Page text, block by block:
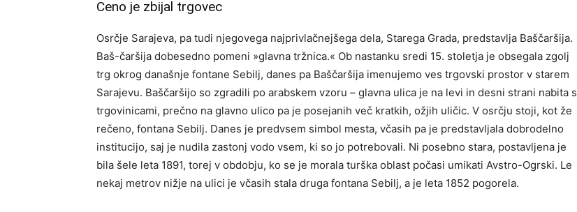
Ceno je zbijal trgovec
Osrčje Sarajeva, pa tudi njegovega najprivlačnejšega dela, Starega Grada, predstavlja Baščaršija.
Baš-čaršija dobesedno pomeni »glavna tržnica.« Ob nastanku sredi 15. stoletja je obsegala zgolj
trg okrog današnje fontane Sebilj, danes pa Baščaršija imenujemo ves trgovski prostor v starem
Sarajevu. Baščaršijo so zgradili po arabskem vzoru – glavna ulica je na levi in desni strani nabita s
trgovinicami, prečno na glavno ulico pa je posejanih več kratkih, ožjih uličic. V osrčju stoji, kot že
rečeno, fontana Sebilj. Danes je predvsem simbol mesta, včasih pa je predstavljala dobrodelno
institucijo, saj je nudila zastonj vodo vsem, ki so jo potrebovali. Ni posebno stara, postavljena je
bila šele leta 1891, torej v obdobju, ko se je morala turška oblast počasi umikati Avstro-Ogrski. Le
nekaj metrov nižje na ulici je včasih stala druga fontana Sebilj, a je leta 1852 pogorela.